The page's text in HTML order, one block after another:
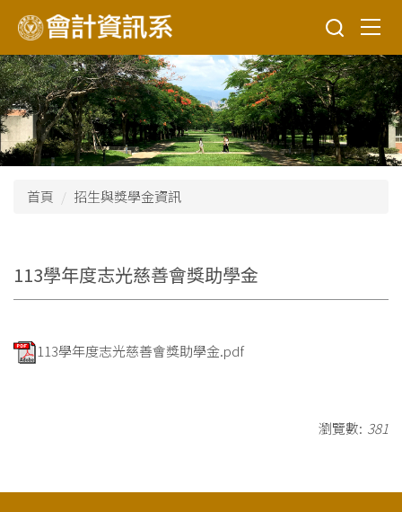
到
主
要
內
容
區
首頁 招生與獎學金資訊
113學年度志光慈善會獎助學金
113學年度志光慈善會獎助學金.pdf
瀏覽數: 381